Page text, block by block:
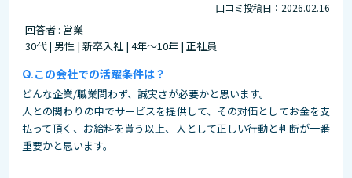
口コミ投稿日：2026.02.16
回答者 : 営業
30代 | 男性 | 新卒入社 | 4年～10年 | 正社員
この会社での活躍条件は？
どんな企業/職業問わず、誠実さが必要かと思います。
人との関わりの中でサービスを提供して、その対価としてお金を支
払って頂く、お給料を貰う以上、人として正しい行動と判断が一番
重要かと思います。